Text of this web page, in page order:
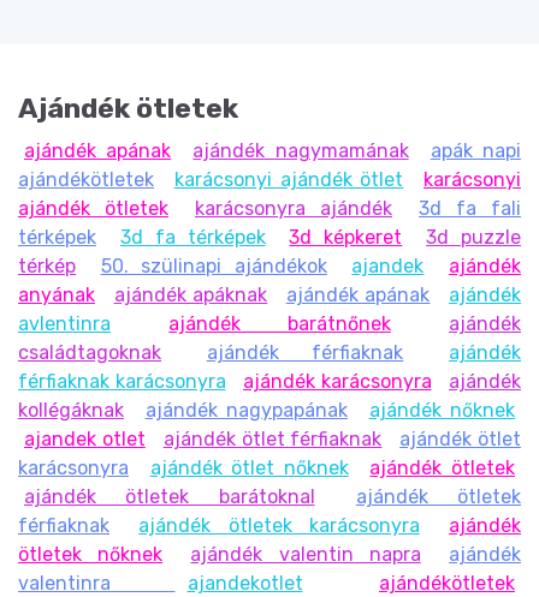
Ajándék ötletek
ajándék apának ajándék nagymamának
apák napi
ajándékötletek
karácsonyi ajándék ötlet
karácsonyi
ajándék ötletek
karácsonyra ajándék
3d fa fali
térképek
3d fa térképek 3d képkeret
3d puzzle
térkép
50. szülinapi ajándékok ajandek
ajándék
anyának
ajándék apáknak ajándék apának
ajándék
avlentinra
ajándék barátnőnek
ajándék
családtagoknak
ajándék férfiaknak
ajándék
férfiaknak karácsonyra
ajándék karácsonyra
ajándék
kollégáknak
ajándék nagypapának
ajándék nőknek
ajandek otlet
ajándék ötlet férfiaknak
ajándék ötlet
karácsonyra
ajándék ötlet nőknek
ajándék ötletek
ajándék ötletek barátoknal
ajándék ötletek
férfiaknak
ajándék ötletek karácsonyra
ajándék
ötletek nőknek
ajándék valentin napra
ajándék
valentinra
ajandekotlet
ajándékötletek